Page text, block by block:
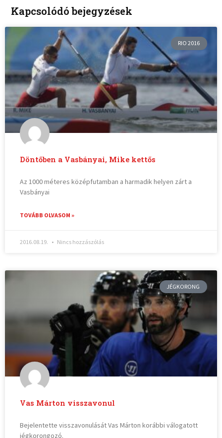
Kapcsolódó bejegyzések
RIO 2016
Döntőben a Vasbányai, Mike kettős
Az 1000 méteres középfutamban a harmadik helyen zárt a
Vasbányai
TOVÁBB OLVASOM »
2016.08.19. Nincs hozzászólás
JÉGKORONG
Vas Márton visszavonul
Bejelentette visszavonulását Vas Márton korábbi válogatott
jégkorongozó.